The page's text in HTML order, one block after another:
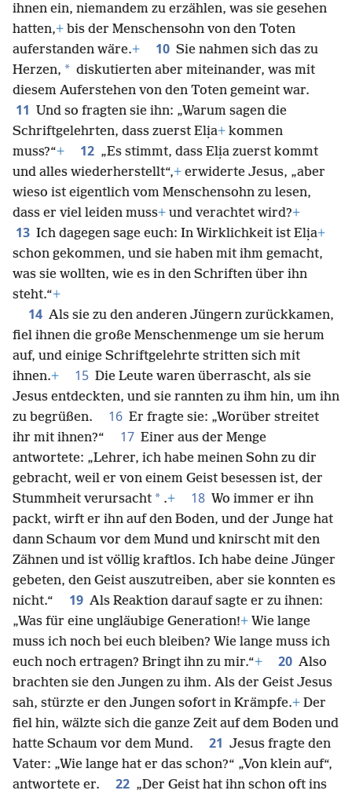
ihnen ein, niemandem zu erzählen, was sie gesehen
hatten,+ bis der Menschensohn von den Toten
auferstanden wäre.+ 10 Sie nahmen sich das zu
Herzen, * diskutierten aber miteinander, was mit
diesem Auferstehen von den Toten gemeint war.
11 Und so fragten sie ihn: „Warum sagen die
Schriftgelehrten, dass zuerst Elịa+ kommen
muss?“+ 12 „Es stimmt, dass Elịa zuerst kommt
und alles wiederherstellt“,+ erwiderte Jesus, „aber
wieso ist eigentlich vom Menschensohn zu lesen,
dass er viel leiden muss+ und verachtet wird?+
13 Ich dagegen sage euch: In Wirklichkeit ist Elịa+
schon gekommen, und sie haben mit ihm gemacht,
was sie wollten, wie es in den Schriften über ihn
steht.“+
14 Als sie zu den anderen Jüngern zurückkamen,
fiel ihnen die große Menschenmenge um sie herum
auf, und einige Schriftgelehrte stritten sich mit
ihnen.+ 15 Die Leute waren überrascht, als sie
Jesus entdeckten, und sie rannten zu ihm hin, um ihn
zu begrüßen.
16 Er fragte sie: „Worüber streitet
ihr mit ihnen?“
17 Einer aus der Menge
antwortete: „Lehrer, ich habe meinen Sohn zu dir
gebracht, weil er von einem Geist besessen ist, der
Stummheit verursacht * .+ 18 Wo immer er ihn
packt, wirft er ihn auf den Boden, und der Junge hat
dann Schaum vor dem Mund und knirscht mit den
Zähnen und ist völlig kraftlos. Ich habe deine Jünger
gebeten, den Geist auszutreiben, aber sie konnten es
nicht.“
19 Als Reaktion darauf sagte er zu ihnen:
„Was für eine ungläubige Generation!+ Wie lange
muss ich noch bei euch bleiben? Wie lange muss ich
euch noch ertragen? Bringt ihn zu mir.“+ 20 Also
brachten sie den Jungen zu ihm. Als der Geist Jesus
sah, stürzte er den Jungen sofort in Krämpfe.+ Der
fiel hin, wälzte sich die ganze Zeit auf dem Boden und
hatte Schaum vor dem Mund.
21 Jesus fragte den
Vater: „Wie lange hat er das schon?“ „Von klein auf“,
antwortete er.
22 „Der Geist hat ihn schon oft ins